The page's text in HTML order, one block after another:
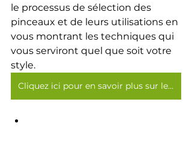
le processus de sélection des
pinceaux et de leurs utilisations en
vous montrant les techniques qui
vous serviront quel que soit votre
style.
Cliquez ici pour en savoir plus sur les pinceaux >>>